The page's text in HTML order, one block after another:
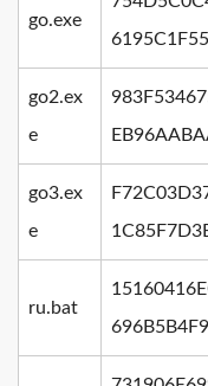
go.exe
go2.ex
e
go3.ex
e
ru.bat